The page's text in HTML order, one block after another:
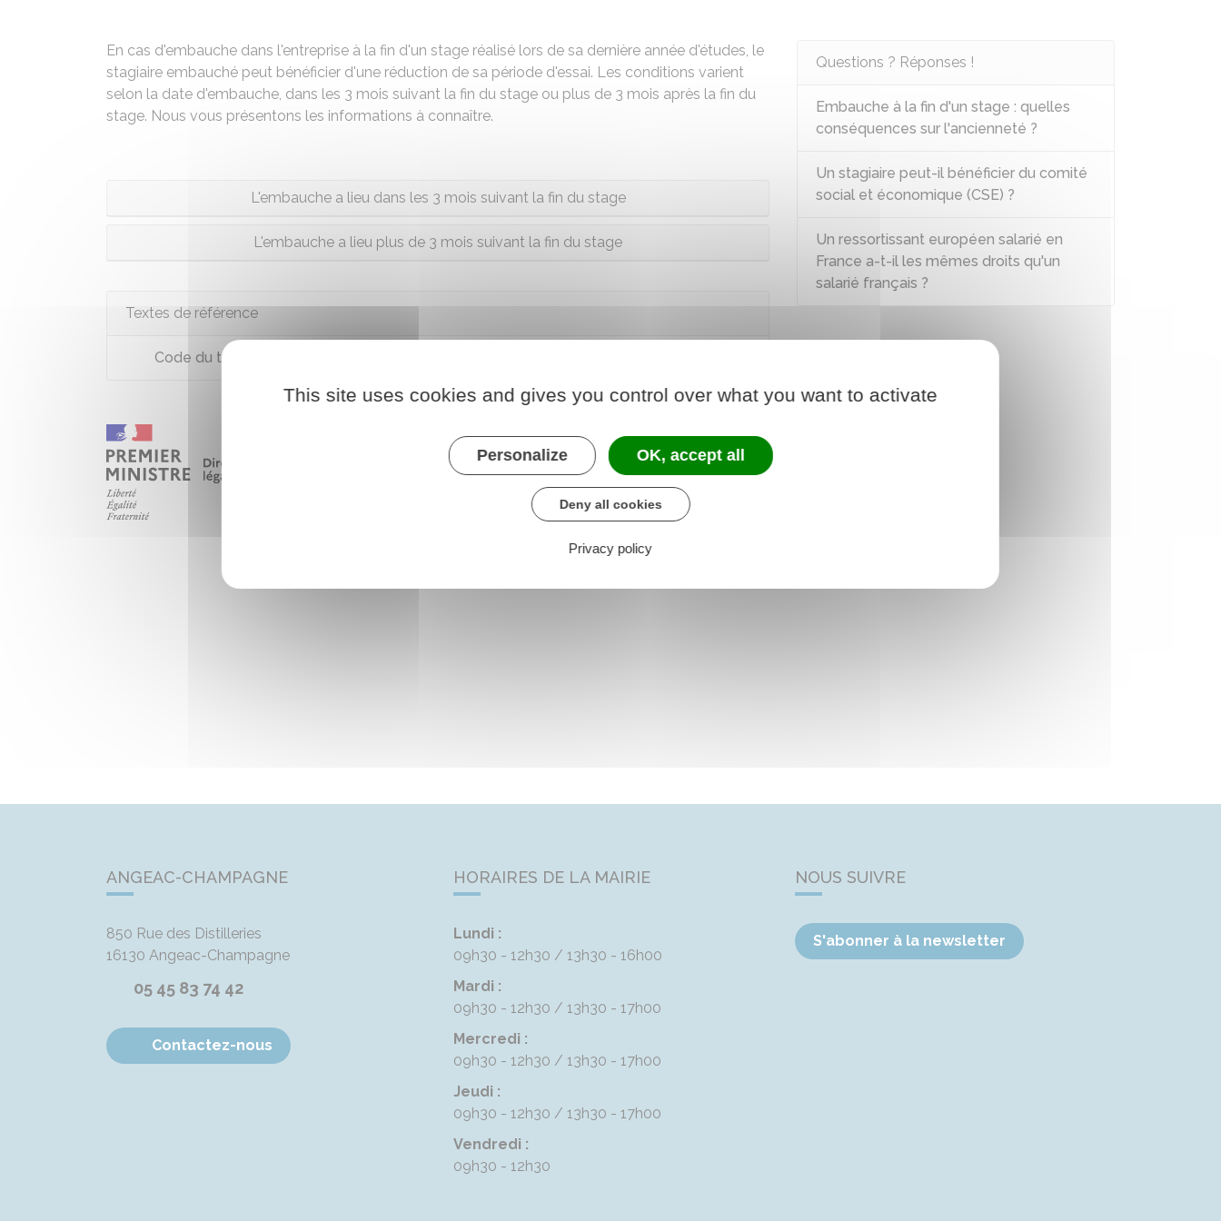
En cas d'embauche dans l'entreprise à la fin d'un stage réalisé lors de sa dernière année d'études, le
stagiaire embauché peut bénéficier d'une réduction de sa période d'essai. Les conditions varient
selon la date d'embauche, dans les 3 mois suivant la fin du stage ou plus de 3 mois après la fin du
stage. Nous vous présentons les informations à connaître.
L'embauche a lieu dans les 3 mois suivant la fin du stage
L'embauche a lieu plus de 3 mois suivant la fin du stage
Textes de référence
Code du travail : article L1221-24
Questions ? Réponses !
Embauche à la fin d'un stage : quelles
conséquences sur l'ancienneté ?
Un stagiaire peut-il bénéficier du comité
social et économique (CSE) ?
Un ressortissant européen salarié en
France a-t-il les mêmes droits qu'un
salarié français ?
ANGEAC-CHAMPAGNE
850 Rue des Distilleries
16130 Angeac-Champagne
05 45 83 74 42
Contactez-nous
HORAIRES DE LA MAIRIE
Lundi :
09h30 - 12h30
13h30 - 16h00
Mardi :
09h30 - 12h30
13h30 - 17h00
Mercredi :
09h30 - 12h30
13h30 - 17h00
Jeudi :
09h30 - 12h30
13h30 - 17h00
Vendredi :
09h30 - 12h30
NOUS SUIVRE
S'abonner à la newsletter
This site uses cookies and gives you control over what you want to activate
Personalize OK, accept all
Deny all cookies
Privacy policy